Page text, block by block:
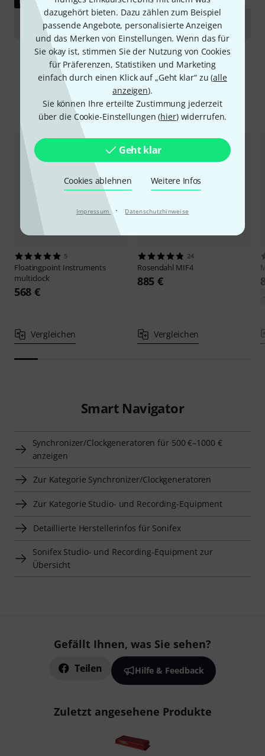
dazugehört bieten. Dazu zählen zum Beispiel
passende Angebote, personalisierte Anzeigen
und das Merken von Einstellungen. Wenn das für
Sie okay ist, stimmen Sie der Nutzung von Cookies
für Präferenzen, Statistiken und Marketing
einfach durch einen Klick auf „Geht klar“ zu (alle
anzeigen).
Sie können Ihre erteilte Zustimmung jederzeit
über die Cookie-Einstellungen (hier) widerrufen.
Geht klar
Cookies ablehnen Weitere Infos
Impressum · Datenschutzhinweise
Manual
Alternativen vergleichen
5
Floatingpoint Instruments
multiclock
568 €
Vergleichen
24
Rosendahl MIF4
885 €
Vergleichen
Smart Navigator
Synchronizer/Clockgeneratoren für 500 €–1000 €
anzeigen
Zur Kategorie Synchronizer/Clockgeneratoren
Zur Kategorie Studio- und Recording-Equipment
Detaillierte Herstellerinfos für Sonifex
Sonifex Studio- und Recording-Equipment zur
Übersicht
Gefällt Ihnen, was Sie sehen?
Teilen Hilfe & Feedback
Zuletzt angesehene Produkte